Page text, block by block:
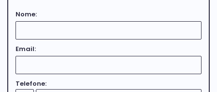
Nome:
Email:
Telefone: